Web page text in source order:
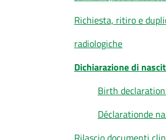
Richiesta, ritiro e
radiologiche
Dichiarazione di
Birth
Déclarationde